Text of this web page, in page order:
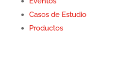
Casos de Estudio
Productos